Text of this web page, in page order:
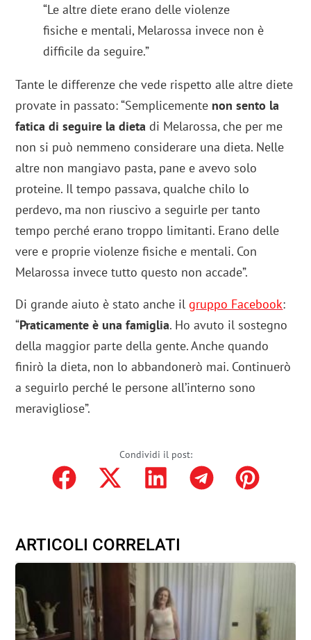
“Le altre diete erano delle violenze
fisiche e mentali, Melarossa invece non è
difficile da seguire.”
Tante le differenze che vede rispetto alle altre diete
provate in passato: “Semplicemente non sento la
fatica di seguire la dieta di Melarossa, che per me
non si può nemmeno considerare una dieta. Nelle
altre non mangiavo pasta, pane e avevo solo
proteine. Il tempo passava, qualche chilo lo
perdevo, ma non riuscivo a seguirle per tanto
tempo perché erano troppo limitanti. Erano delle
vere e proprie violenze fisiche e mentali. Con
Melarossa invece tutto questo non accade”.
Di grande aiuto è stato anche ilgruppo Facebook:
“Praticamente è una famiglia. Ho avuto il sostegno
della maggior parte della gente. Anche quando
finirò la dieta, non lo abbandonerò mai. Continuerò
a seguirlo perché le persone all’interno sono
meravigliose”.
Condividi il post:
ARTICOLI CORRELATI